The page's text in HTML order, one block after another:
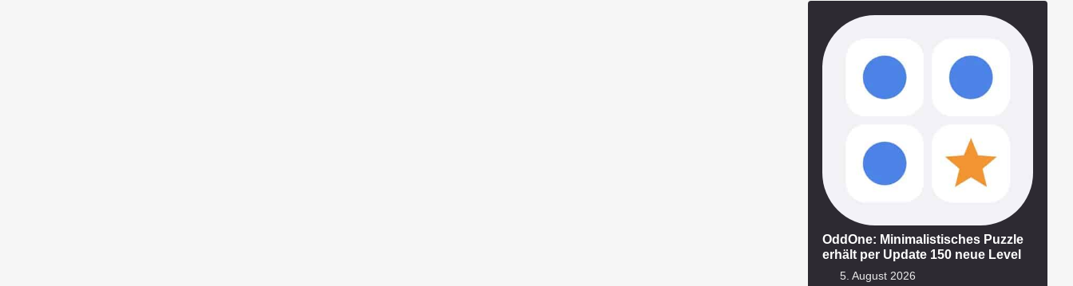
OddOne: Minimalistisches Puzzle
erhält per Update 150 neue Level
5. August 2026